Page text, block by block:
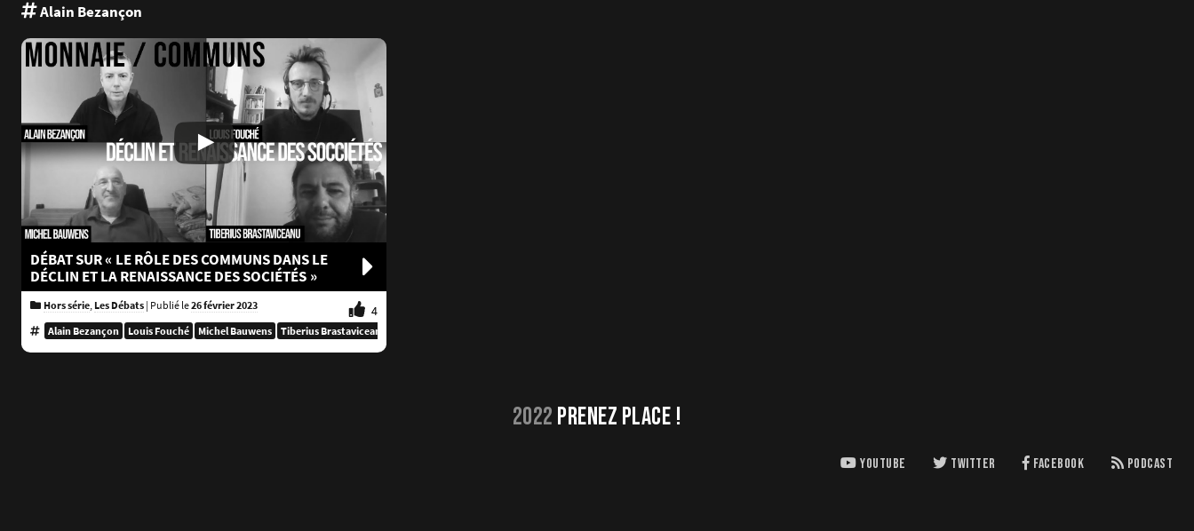
Alain Bezançon
DÉBAT SUR « LE RÔLE DES COMMUNS DANS LE
DÉCLIN ET LA RENAISSANCE DES SOCIÉTÉS »
Hors série, Les Débats | Publié le26 février 2023 4
Alain Bezançon Louis Fouché Michel Bauwens Tiberius Brastaviceanu
2022 PRENEZ PLACE !
YOUTUBE TWITTER FACEBOOK PODCAST